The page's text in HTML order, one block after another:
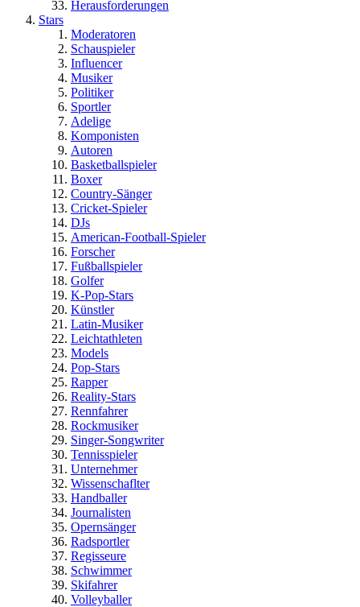
Herausforderungen
Stars
Moderatoren
Schauspieler
Influencer
Musiker
Politiker
Sportler
Adelige
Komponisten
Autoren
Basketballspieler
Boxer
Country-Sänger
Cricket-Spieler
DJs
American-Football-Spieler
Forscher
Fußballspieler
Golfer
K-Pop-Stars
Künstler
Latin-Musiker
Leichtathleten
Models
Pop-Stars
Rapper
Reality-Stars
Rennfahrer
Rockmusiker
Singer-Songwriter
Tennisspieler
Unternehmer
Wissenschaflter
Handballer
Journalisten
Opernsänger
Radsportler
Regisseure
Schwimmer
Skifahrer
Volleyballer